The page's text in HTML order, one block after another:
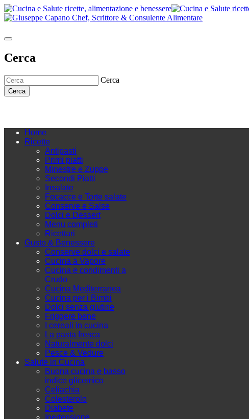
Cerca
Cerca
Cerca
Home
Ricette
Antipasti
Primi piatti
Minestre e Zuppe
Secondi Piatti
Insalate
Focacce e Torte salate
Conserve e Salse
Dolci e Dessert
Menu completi
Ricettari
Gusto & Benessere
Conserve dolci e salate
Cucina a Vapore
Cucina e condimenti a
Crudo
Cucina Mediterranea
Cucina per i Bimbi
Dolci senza glutine
Friggere bene
I cereali in cucina
La pasta fresca
Naturalmente dolci
Pesce & Vedure
Salute in Cucina
Buona cucina e basso
indice glicemico
Celiachia
Colesterolo
Diabete
Ipertensione